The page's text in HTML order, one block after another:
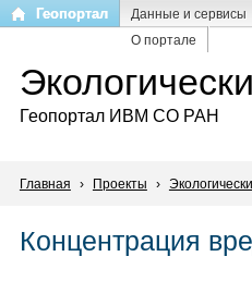
Перейти
содержанию
Геопортал Данные и сервисы
О портале
Геопортал ИВМ СО РАН
Главная › Проекты ›
Концентрация